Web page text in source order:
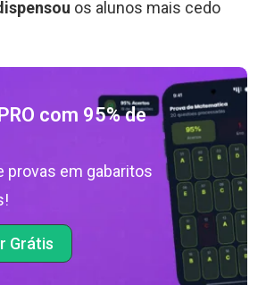
os alunos mais cedo
com 95% de
provas em gabaritos
Grátis